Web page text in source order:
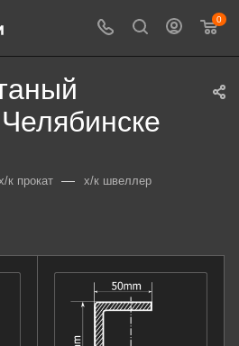
0
к прокат — х/к швеллер